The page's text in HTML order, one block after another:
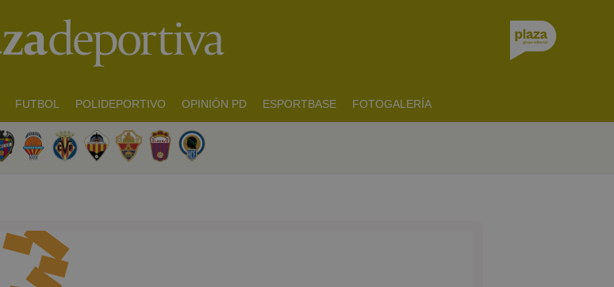
FUTBOL POLIDEPORTIVO OPINIÓN PD ESPORTBASE FOTOGALERÍA